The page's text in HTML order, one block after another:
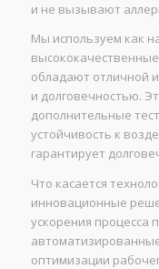
и не вызывают
Мы используем как
обладают отличной
и долговечностью.
дополнительные
устойчивость к
гарантирует
Что касается
инновационные
ускорения процесса
оптимизации